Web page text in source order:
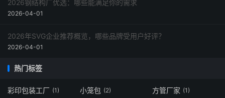
2026钢结构厂优选：哪些能满足你的需求
2026-04-01
2026年SVG企业推荐概览，哪些品牌受用户好评？
2026-04-01
热门标签
彩印包装工厂 (1) 小笼包 (2) 方管厂家 (1)